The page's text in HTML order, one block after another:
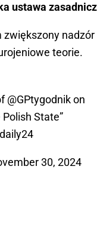
ustawa
zwiększony
teorie.
@GPtygodnikon
Polish State”
30, 2024